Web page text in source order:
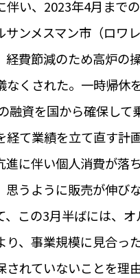
#レンタカー
#フランス
#トリビア
#データで読み解くフ
#フランス交通機関
#求人
#サステナブル
#レシピ #ビューティー
#コスメ
ランスの地方 #フロマージュ
#SDGs #アート #車生活
サイトポリシー
伴い、2023年4月まで
サンメスマン市（ロワ
経費節減のため高炉の
くされた。一時帰休
融資を国から確保して
経て業績を立て直す計
進に伴い個人消費が落
うように販売が伸び
、この3月半ばには、オ
り、事業規模に見合っ
されていないことを理